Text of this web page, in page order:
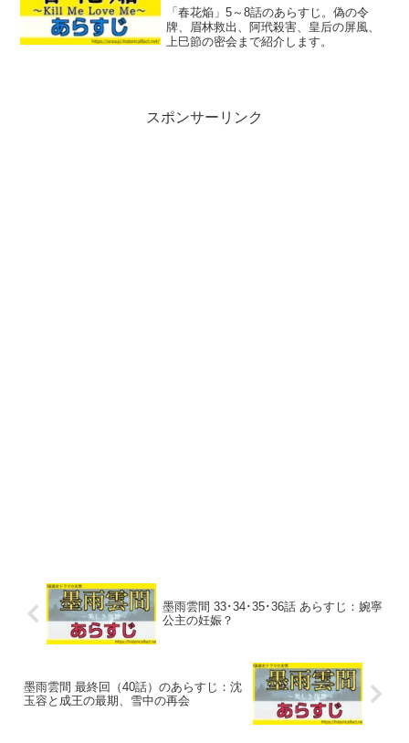
「春花焔」5～8話のあらすじ。偽の令
牌、眉林救出、阿玳殺害、皇后の屏風、
上巳節の密会まで紹介します。
スポンサーリンク
墨雨雲間 33･34･35･36話 あらすじ：婉寧
公主の妊娠？
墨雨雲間 最終回（40話）のあらすじ：沈
玉容と成王の最期、雪中の再会